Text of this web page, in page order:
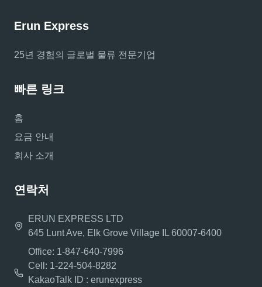
Erun Express
25년 경험의 글로벌 물류 전문기업
빠른 링크
홈
요금 안내
회사 소개
연락처
ERUN EXPRESS LTD
645 Lunt Ave, Elk Grove Village IL 60007-6400
Office: 1-847-640-7996
Cell: 1-224-504-8282
KakaoTalk ID : erunexpress